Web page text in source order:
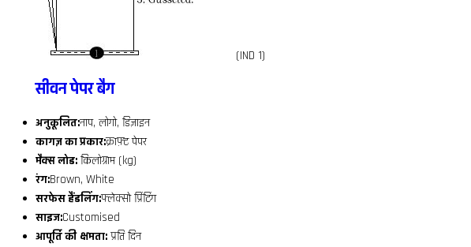
(IND 1)
सीवन पेपर बैग
अनुकूलित:नाप, लोगो, डिज़ाइन
कागज़ का प्रकार:क्राफ़्ट पेपर
मैक्स लोड: किलोग्राम (kg)
रंग:Brown, White
सरफेस हैंडलिंग:फ्लेक्सो प्रिंटिंग
साइज:Customised
आपूर्ति की क्षमता: प्रति दिन